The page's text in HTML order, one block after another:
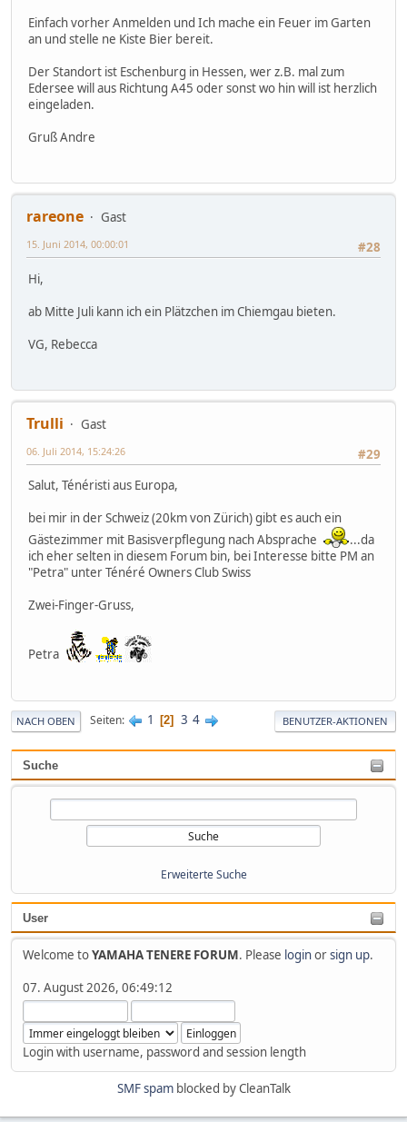
Suche
Erweiterte Suche
User
Welcome toYAMAHA TENERE FORUM. Please loginorsign up.
07. August 2026, 06:49:12
Login with username, password and session length
Einfach vorher Anmelden und Ich mache ein Feuer im Garten
an und stelle ne Kiste Bier bereit.
Der Standort ist Eschenburg in Hessen, wer z.B. mal zum
Edersee will aus Richtung A45 oder sonst wo hin will ist herzlich
eingeladen.
Gruß Andre
rareone
Gast
#28
15. Juni 2014, 00:00:01
Hi,
ab Mitte Juli kann ich ein Plätzchen im Chiemgau bieten.
VG, Rebecca
Trulli
Gast
#29
06. Juli 2014, 15:24:26
Salut, Ténéristi aus Europa,
bei mir in der Schweiz (20km von Zürich) gibt es auch ein
Gästezimmer mit Basisverpflegung nach Absprache
...da
ich eher selten in diesem Forum bin, bei Interesse bitte PM an
"Petra" unter Ténéré Owners Club Swiss
Zwei-Finger-Gruss,
Petra
NACH OBEN Seiten 1 2 3 4 BENUTZER-AKTIONEN
SMF spamblocked by CleanTalk